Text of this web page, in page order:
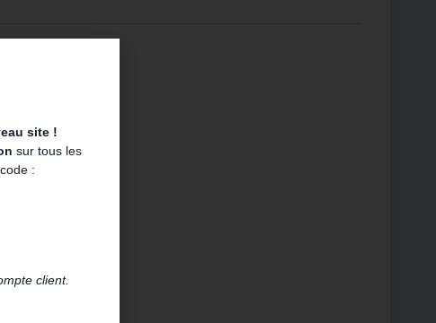
site !
sur tous les
:
client.